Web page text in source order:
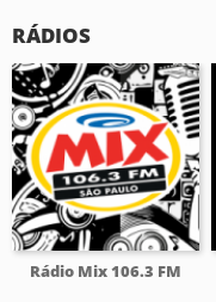
RÁDIOS
Rádio Mix 106.3 FM